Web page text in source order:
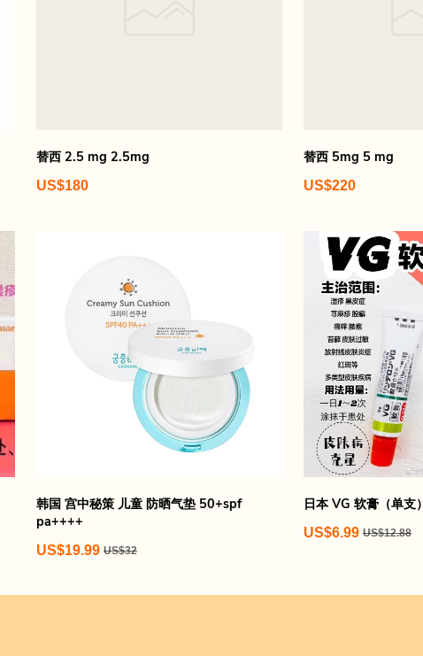
替西 2.5 mg 2.5mg
US$180
替西 5mg 5 mg
US$220
韩国 宫中秘策 儿童 防晒气垫 50+spf
pa++++
US$19.99 US$32
日本 VG 软膏（单支）
US$6.99 US$12.88